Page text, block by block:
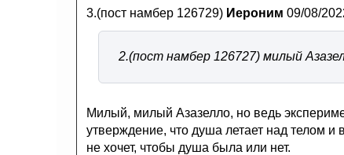
3.(пост намбер 126729) Иероним 09/08/
2.(пост намбер 126727) милый
Милый, милый Азазелло, но ведь
утверждение, что душа летает над телом и
не хочет, чтобы душа была или нет.